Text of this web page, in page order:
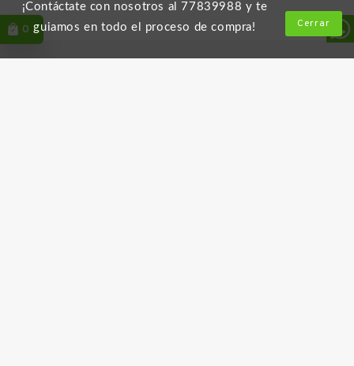
0
¡Contáctate con nosotros al 77839988 y te
guiamos en todo el proceso de compra!
Cerrar